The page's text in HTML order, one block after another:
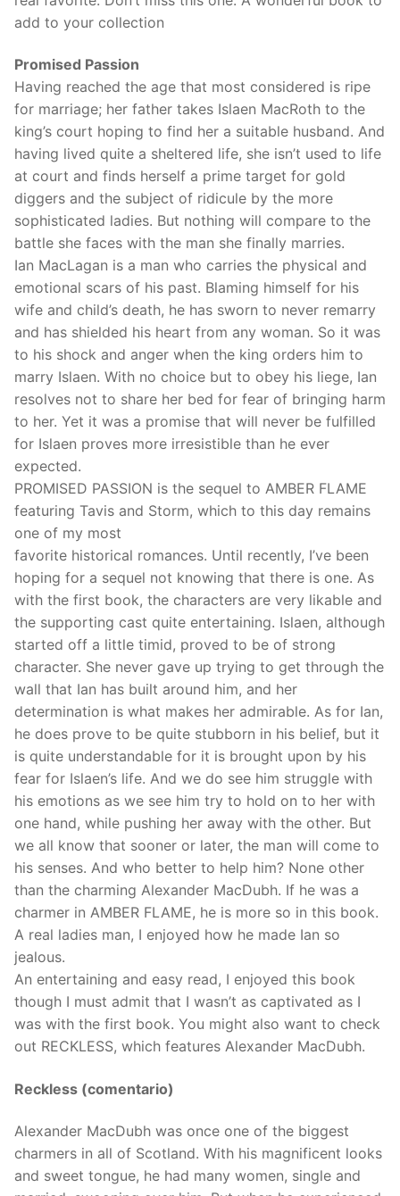
add to your collection
Promised Passion
Having reached the age that most considered is ripe
for marriage; her father takes Islaen MacRoth to the
king’s court hoping to find her a suitable husband. And
having lived quite a sheltered life, she isn’t used to life
at court and finds herself a prime target for gold
diggers and the subject of ridicule by the more
sophisticated ladies. But nothing will compare to the
battle she faces with the man she finally marries.
Ian MacLagan is a man who carries the physical and
emotional scars of his past. Blaming himself for his
wife and child’s death, he has sworn to never remarry
and has shielded his heart from any woman. So it was
to his shock and anger when the king orders him to
marry Islaen. With no choice but to obey his liege, Ian
resolves not to share her bed for fear of bringing harm
to her. Yet it was a promise that will never be fulfilled
for Islaen proves more irresistible than he ever
expected.
PROMISED PASSION is the sequel to AMBER FLAME
featuring Tavis and Storm, which to this day remains
one of my most
favorite historical romances. Until recently, I’ve been
hoping for a sequel not knowing that there is one. As
with the first book, the characters are very likable and
the supporting cast quite entertaining. Islaen, although
started off a little timid, proved to be of strong
character. She never gave up trying to get through the
wall that Ian has built around him, and her
determination is what makes her admirable. As for Ian,
he does prove to be quite stubborn in his belief, but it
is quite understandable for it is brought upon by his
fear for Islaen’s life. And we do see him struggle with
his emotions as we see him try to hold on to her with
one hand, while pushing her away with the other. But
we all know that sooner or later, the man will come to
his senses. And who better to help him? None other
than the charming Alexander MacDubh. If he was a
charmer in AMBER FLAME, he is more so in this book.
A real ladies man, I enjoyed how he made Ian so
jealous.
An entertaining and easy read, I enjoyed this book
though I must admit that I wasn’t as captivated as I
was with the first book. You might also want to check
out RECKLESS, which features Alexander MacDubh.
Reckless (comentario)
Alexander MacDubh was once one of the biggest
charmers in all of Scotland. With his magnificent looks
and sweet tongue, he had many women, single and